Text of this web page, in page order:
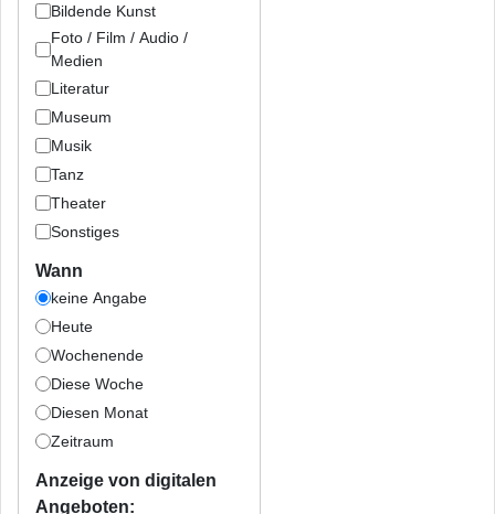
Bildende Kunst
Foto / Film / Audio /
Medien
Literatur
Museum
Musik
Tanz
Theater
Sonstiges
Wann
keine Angabe
Heute
Wochenende
Diese Woche
Diesen Monat
Zeitraum
Anzeige von digitalen
Angeboten: